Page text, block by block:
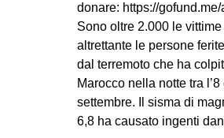
MOVIMENTI
AMBIENTE
ANTIFASCISMO
DIRITTO
GENERI
donare: https://gofund.me/
Sono oltre 2.000 le vittime
altrettante le persone
dal terremoto che ha
Marocco nella notte tra l’8
settembre. Il sisma di
6,8 ha causato ingenti